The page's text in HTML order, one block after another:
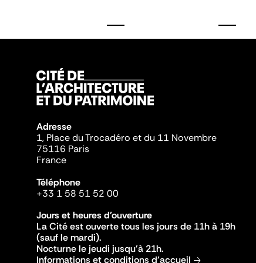
Adresse
1, Place du Trocadéro et du 11 Novembre
75116 Paris
France
Téléphone
+33 1 58 51 52 00
Jours et heures d'ouverture
La Cité est ouverte tous les jours de 11h à 19h
(sauf le mardi).
Nocturne le jeudi jusqu'à 21h.
Informations et conditions d'accueil